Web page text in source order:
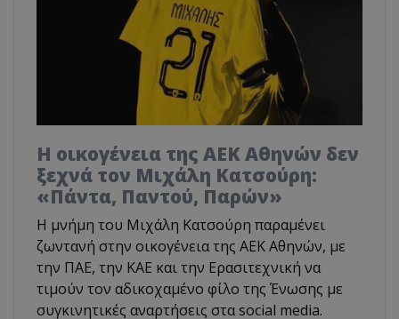
Η οικογένεια της ΑΕΚ Αθηνών δεν
ξεχνά τον Μιχάλη Κατσούρη:
«Πάντα, Παντού, Παρών»
Η μνήμη του Μιχάλη Κατσούρη παραμένει
ζωντανή στην οικογένεια της ΑΕΚ Αθηνών, με
την ΠΑΕ, την ΚΑΕ και την Ερασιτεχνική να
τιμούν τον αδικοχαμένο φίλο της Ένωσης με
συγκινητικές αναρτήσεις στα social media.